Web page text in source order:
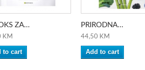
ZA...
KM
to cart
PRIRODNA...
44,50 KM
Add to cart